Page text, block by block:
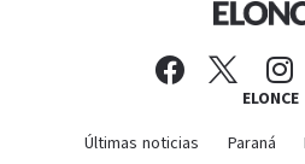
ELONCE
Últimas noticias Paraná